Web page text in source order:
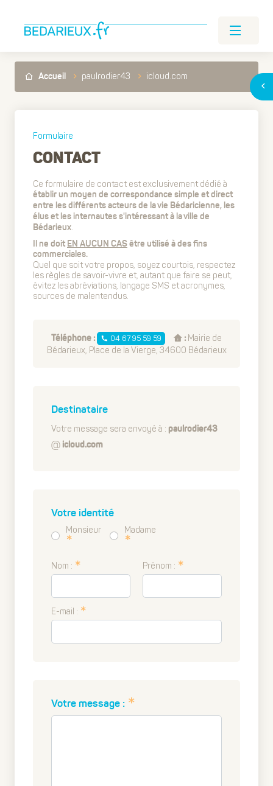
Accueil paulrodier43 icloud.com
Formulaire
CONTACT
Ce formulaire de contact est exclusivement dédié à
établir un moyen de correspondance simple et direct
entre les différents acteurs de la vie Bédaricienne, les
élus et les internautes s'intéressant à la ville de
Bédarieux.
Il ne doit EN AUCUN CAS être utilisé à des fins
commerciales.
Quel que soit votre propos, soyez courtois, respectez
les règles de savoir-vivre et, autant que faire se peut,
évitez les abréviations, langage SMS et acronymes,
sources de malentendus.
Téléphone : 04 67 95 59 59 : Mairie de
Bédarieux, Place de la Vierge, 34600 Bédarieux
Destinataire
Votre message sera envoyé à : paulrodier43
icloud.com
Votre identité
Monsieur
Madame
Nom : Prénom :
E-mail :
Votre message :